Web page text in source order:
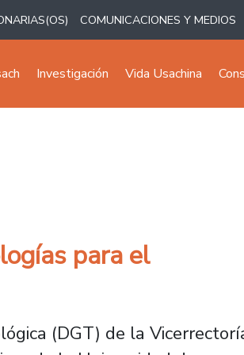
COMUNICACIONES Y MEDIOS
Investigación Vida Usachina
para el
(DGT) de la